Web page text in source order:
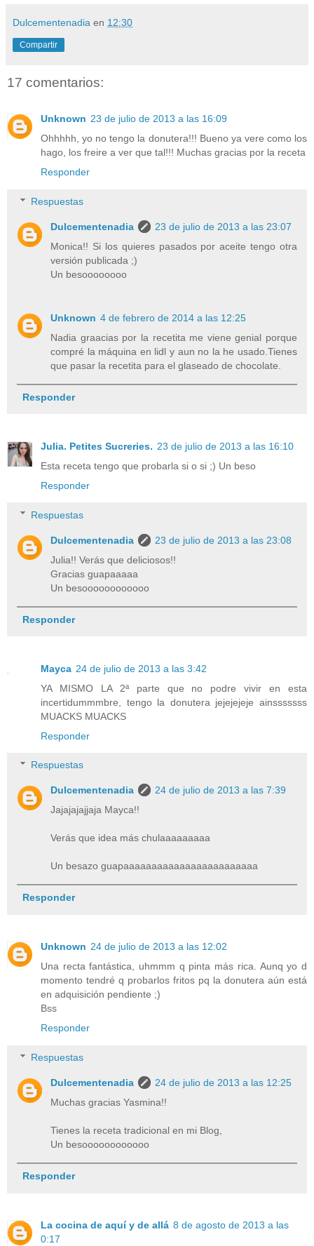
Dulcementenadia en 12:30
Compartir
17 comentarios:
Unknown 23 de julio de 2013 a las 16:09
Ohhhhh, yo no tengo la donutera!!! Bueno ya vere como los
hago, los freire a ver que tal!!! Muchas gracias por la receta
Responder
Respuestas
Dulcementenadia
23 de julio de 2013 a las 23:07
Monica!! Si los quieres pasados por aceite tengo otra
versión publicada ;)
Un besoooooooo
Unknown 4 de febrero de 2014 a las 12:25
Nadia graacias por la recetita me viene genial porque
compré la máquina en lidl y aun no la he usado.Tienes
que pasar la recetita para el glaseado de chocolate.
Responder
Julia. Petites Sucreries. 23 de julio de 2013 a las 16:10
Esta receta tengo que probarla si o si ;) Un beso
Responder
Respuestas
Dulcementenadia
23 de julio de 2013 a las 23:08
Julia!! Verás que deliciosos!!
Gracias guapaaaaa
Un besoooooooooooo
Responder
Mayca 24 de julio de 2013 a las 3:42
YA MISMO LA 2ª parte que no podre vivir en esta
incertidummmbre, tengo la donutera jejejejeje ainsssssss
MUACKS MUACKS
Responder
Respuestas
Dulcementenadia
24 de julio de 2013 a las 7:39
Jajajajajjaja Mayca!!
Verás que idea más chulaaaaaaaaa
Un besazo guapaaaaaaaaaaaaaaaaaaaaaaaa
Responder
Unknown 24 de julio de 2013 a las 12:02
Una recta fantástica, uhmmm q pinta más rica. Aunq yo d
momento tendré q probarlos fritos pq la donutera aún está
en adquisición pendiente ;)
Bss
Responder
Respuestas
Dulcementenadia
24 de julio de 2013 a las 12:25
Muchas gracias Yasmina!!
Tienes la receta tradicional en mi Blog,
Un besoooooooooooo
Responder
La cocina de aquí y de allá 8 de agosto de 2013 a las
0:17